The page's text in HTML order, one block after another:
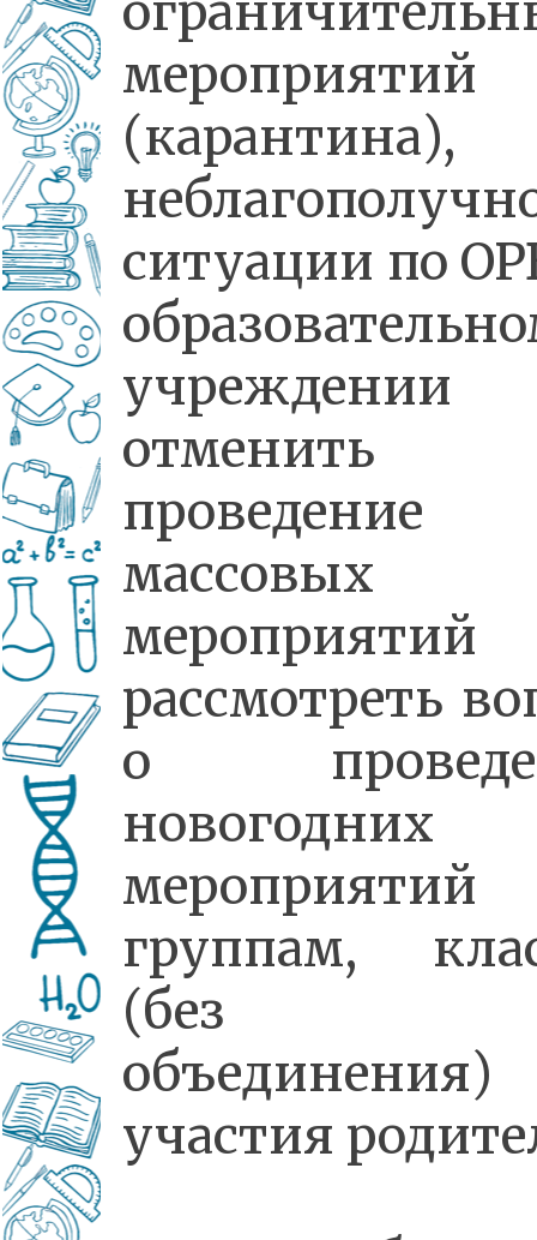
мероприятий
(карантина),
ситуации по
учреждении
отменить
проведение
массовых
мероприятий
рассмотреть
о
новогодних
группам,
(без
объединения)
участия